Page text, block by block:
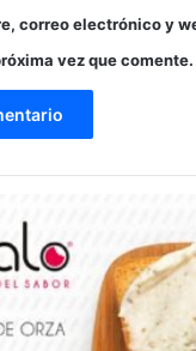
correo electrónico y
vez que comente.